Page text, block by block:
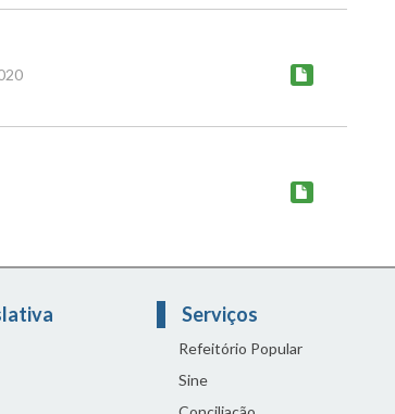
Serviços
Refeitório Popular
Sine